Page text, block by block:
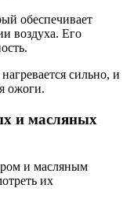
обеспечивает
воздуха. Его
сильно, и
ожоги.
и масляных
и масляным
их